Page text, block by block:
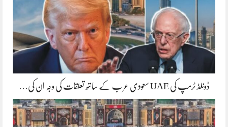
ڈونلڈ ٹرمپ کی UAE سعودی عر ب کے ساتھ تعلقات کی وجہ ان کی…